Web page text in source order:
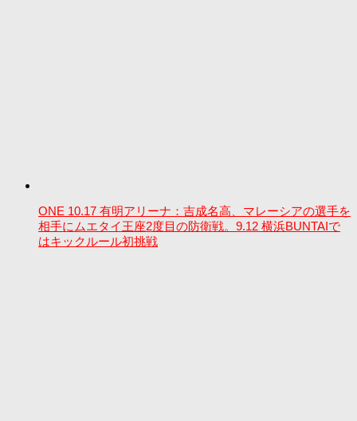
ONE 10.17 有明アリーナ：吉成名高、マレーシアの選手を
相手にムエタイ王座2度目の防衛戦。9.12 横浜BUNTAIで
はキックルール初挑戦